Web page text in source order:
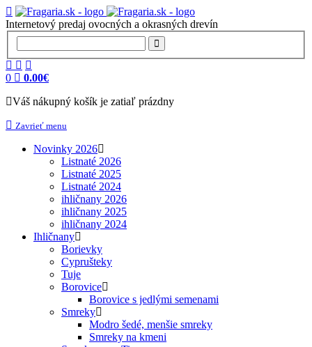
Internetový predaj ovocných a okrasných drevín
0
0.00€
Váš nákupný košík je zatiaľ prázdny
Zavrieť menu
Novinky 2026
Listnaté 2026
Listnaté 2025
Listnaté 2024
ihličnany 2026
ihličnany 2025
ihličnany 2024
Ihličnany
Borievky
Cyprušteky
Tuje
Borovice
Borovice s jedlými semenami
Smreky
Modro šedé, menšie smreky
Smreky na kmeni